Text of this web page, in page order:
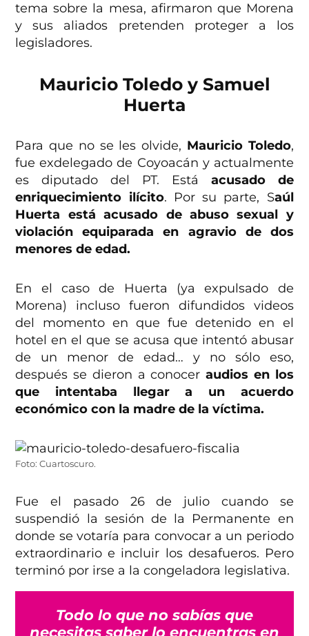
tema sobre la mesa, afirmaron que Morena
y sus aliados pretenden proteger a los
legisladores.
Mauricio Toledo y Samuel
Huerta
Para que no se les olvide, Mauricio Toledo,
fue exdelegado de Coyoacán y actualmente
es diputado del PT. Está acusado de
enriquecimiento ilícito. Por su parte, Saúl
Huerta está acusado de abuso sexual y
violación equiparada en agravio de dos
menores de edad.
En el caso de Huerta (ya expulsado de
Morena) incluso fueron difundidos videos
del momento en que fue detenido en el
hotel en el que se acusa que intentó abusar
de un menor de edad… y no sólo eso,
después se dieron a conoceraudios en los
que intentaba llegar a un acuerdo
económico con la madre de la víctima.
Foto: Cuartoscuro.
Fue el pasado 26 de julio cuando se
suspendió la sesión de la Permanente en
donde se votaría para convocar a un periodo
extraordinario e incluir los desafueros. Pero
terminó por irse a la congeladora legislativa.
Todo lo que no sabías que
necesitas saber lo encuentras en